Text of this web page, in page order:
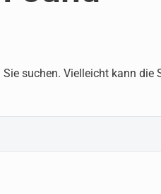
suchen. Vielleicht kann die